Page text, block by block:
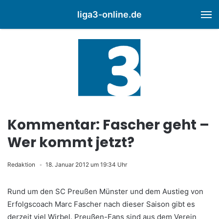
liga3-online.de
Kommentar: Fascher geht –
Wer kommt jetzt?
Redaktion 18. Januar 2012 um 19:34 Uhr
Rund um den SC Preußen Münster und dem Austieg von
Erfolgscoach Marc Fascher nach dieser Saison gibt es
derzeit viel Wirbel. Preußen-Fans sind aus dem Verein